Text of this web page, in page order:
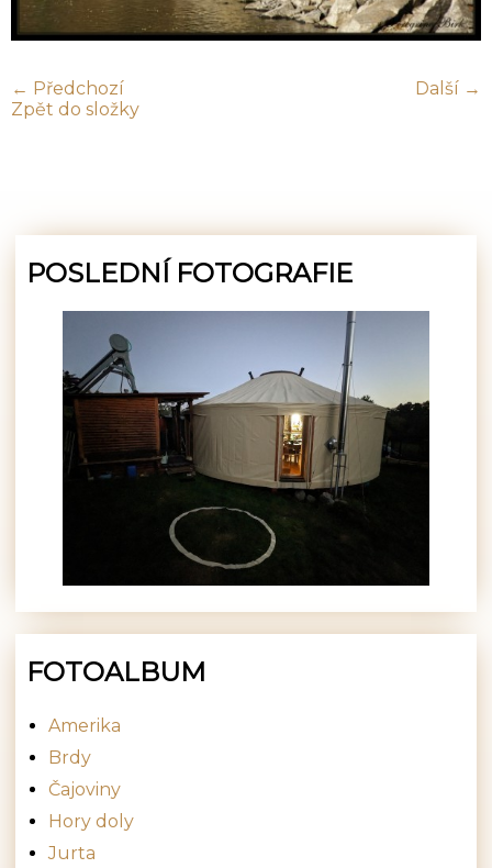
← Předchozí
Další →
Zpět do složky
POSLEDNÍ FOTOGRAFIE
FOTOALBUM
Amerika
Brdy
Čajoviny
Hory doly
Jurta